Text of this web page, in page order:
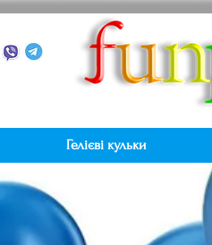
Гелієві кульки